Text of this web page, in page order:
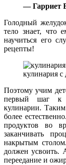
— Гарриет
Голодный
тело знает, что
научиться его
рецепты!
кулинария с
Поэтому учим
первый шаг к
кулинарии. Таким
более
продуктов во
заканчивать
накрытым
должен усвоить.
переедание и